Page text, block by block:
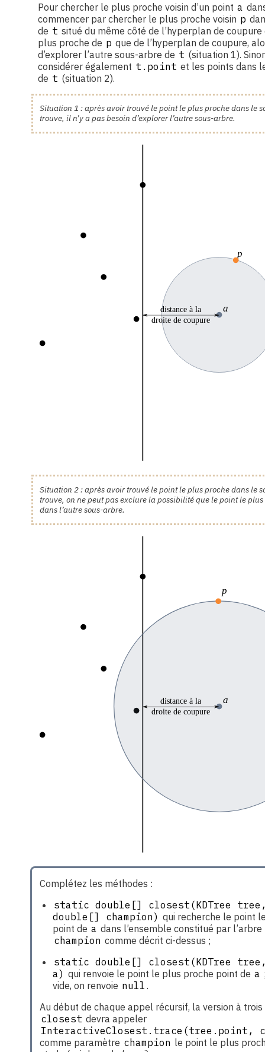
Pour chercher le plus proche voisin d’un point a
commencer par chercher le plus proche voisin p
de t situé du même côté de l’hyperplan de
plus proche de p que de l’hyperplan de coupure,
d’explorer l’autre sous-arbre de t (situation 1).
considérer également t.point et les points dans
de t (situation 2).
Situation 1 : après avoir trouvé le point le plus proche dans le
trouve, il n’y a pas besoin d’explorer l’autre sous-arbre.
Situation 2 : après avoir trouvé le point le plus proche dans le
trouve, on ne peut pas exclure la possibilité que le point le
dans l’autre sous-arbre.
Complétez les méthodes :
static double[] closest(KDTree
double[] champion) qui recherche le point
point de a dans l’ensemble constitué par l’arbre
champion comme décrit ci-dessus ;
static double[] closest(KDTree
a) qui renvoie le point le plus proche point de a
vide, on renvoie null .
Au début de chaque appel récursif, la version à
closest devra appeler
InteractiveClosest.trace(tree.point,
comme paramètre champion le point le plus